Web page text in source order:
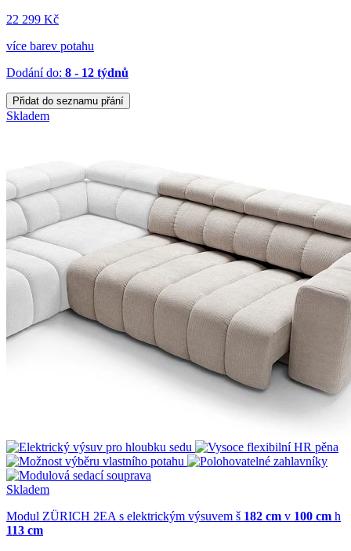
22 299 Kč
více barev potahu
Dodání do: 8 - 12 týdnů
Přidat do seznamu přání
Skladem
Skladem
Modul ZÜRICH 2EA s elektrickým výsuvem š 182 cm v 100 cm h
113 cm